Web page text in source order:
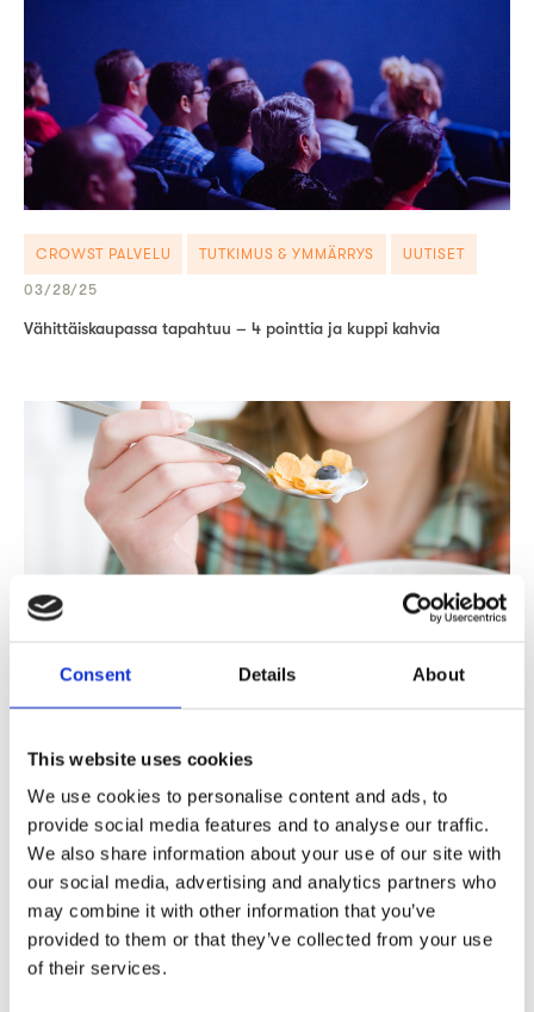
Consent Details About
This website uses cookies
We use cookies to personalise content and ads, to
provide social media features and to analyse our traffic.
We also share information about your use of our site with
our social media, advertising and analytics partners who
may combine it with other information that you’ve
provided to them or that they’ve collected from your use
of their services.
CROWST PALVELU TUTKIMUS & YMMÄRRYS UUTISET
03/28/25
Vähittäiskaupassa tapahtuu – 4 pointtia ja kuppi kahvia
CROWST PALVELU TUTKIMUS & YMMÄRRYS UUTISET